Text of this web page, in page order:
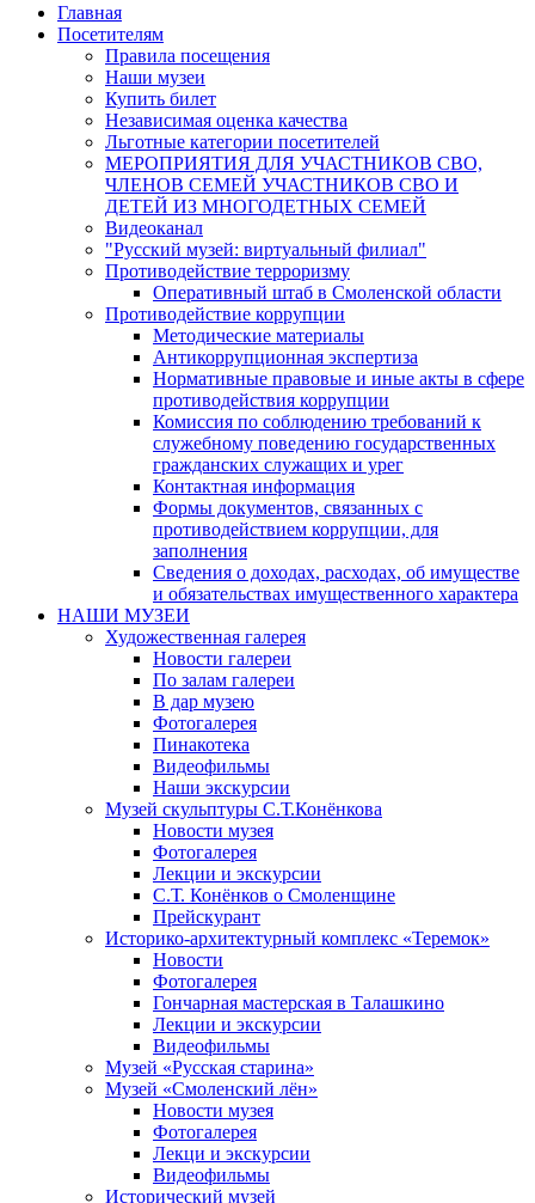
Главная
Посетителям
Правила посещения
Наши музеи
Купить билет
Независимая оценка качества
Льготные категории посетителей
МЕРОПРИЯТИЯ ДЛЯ УЧАСТНИКОВ СВО,
ЧЛЕНОВ СЕМЕЙ УЧАСТНИКОВ СВО И
ДЕТЕЙ ИЗ МНОГОДЕТНЫХ СЕМЕЙ
Видеоканал
"Русский музей: виртуальный филиал"
Противодействие терроризму
Оперативный штаб в Смоленской области
Противодействие коррупции
Методические материалы
Антикоррупционная экспертиза
Нормативные правовые и иные акты в сфере
противодействия коррупции
Комиссия по соблюдению требований к
служебному поведению государственных
гражданских служащих и урег
Контактная информация
Формы документов, связанных с
противодействием коррупции, для
заполнения
Сведения о доходах, расходах, об имуществе
и обязательствах имущественного характера
НАШИ МУЗЕИ
Художественная галерея
Новости галереи
По залам галереи
В дар музею
Фотогалерея
Пинакотека
Видеофильмы
Наши экскурсии
Музей скульптуры С.Т.Конёнкова
Новости музея
Фотогалерея
Лекции и экскурсии
С.Т. Конёнков о Смоленщине
Прейскурант
Историко-архитектурный комплекс «Теремок»
Новости
Фотогалерея
Гончарная мастерская в Талашкино
Лекции и экскурсии
Видеофильмы
Музей «Русская старина»
Музей «Смоленский лён»
Новости музея
Фотогалерея
Лекци и экскурсии
Видеофильмы
Исторический музей